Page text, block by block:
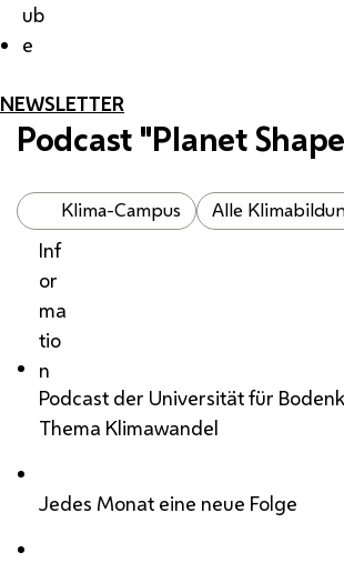
ub
e
NEWSLETTER
Podcast "Planet
Klima-Campus Alle
Inf
or
ma
tio
n
Podcast der Universität für
Thema Klimawandel
Jedes Monat eine neue Folge